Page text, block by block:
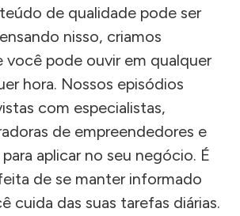
de qualidade pode ser
nisso, criamos
você pode ouvir em qualquer
hora. Nossos episódios
com especialistas,
de empreendedores e
aplicar no seu negócio. É
de se manter informado
cuida das suas tarefas diárias.